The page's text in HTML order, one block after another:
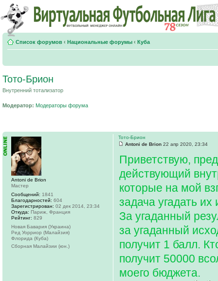
Список форумов ‹ Национальные форумы ‹ Куба
Тото-Брион
Внутренний тотализатор
Модератор: Модераторы форума
Тото-Брион
Antoni de Brion 22 апр 2020, 23:34
Приветствую,
действующий
которые на мой
задача угадать их
За угаданный
за угаданный
получит 1 балл.
получит 50000
моего бюджета.
Antoni de Brion
Мастер
Сообщений: 1841
Благодарностей: 604
Зарегистрирован: 02 дек 2014, 23:34
Откуда: Париж, Франция
Рейтинг: 829
Новая Бавария (Украина)
Ред Уорриор (Малайзия)
Флорида (Куба)
Сборная Малайзии (юн.)